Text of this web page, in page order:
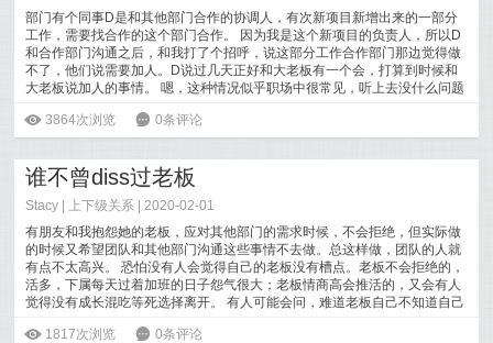
部门有个同事D是和其他部门合作的协调人，有次新项目新增出来的一部分
工作，需要找合作的这个部门合作。 因为我是这个新项目的负责人，所以D
和合作部门沟通之后，和我打了个招呼，说这部分工作合作部门那边觉得做
不了，他们说需要加人。D说过几天正好和大老板有一个会，打算到时候和
大老板说加人的事情。 嗯，这种情况似乎职场中很常见，听上去没什么问题
ė 3864次浏览 6 0条评论
谁不曾diss过老板
Stacy 上下级关系 | 2020-02-01
有朋友和我抱怨她的老板，应对其他部门的需求时候，不会拒绝，但实际做
的时候又希望团队和其他部门沟通这些事情不去做。总这样做，团队的人就
有点不太高兴。 恐怕没有人会觉得自己的老板没有槽点。老板不会拒绝的，
活多，下属每天过着加班的日子怨气很大；老板情商高会推活的，又会有人
觉得没有成长混吃等死选择离开。 有人可能会问，难道老板自己不知道自己
ė 1817次浏览 6 0条评论